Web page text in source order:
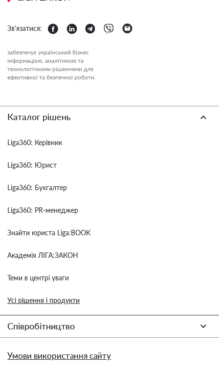
Зв'язатися:
забезпечує український бізнес
інформацією, аналітикою та
технологічними рішеннями для
ефективної та безпечної роботи.
Каталог рішень
Liga360: Керівник
Liga360: Юрист
Liga360: Бухгалтер
Liga360: PR-менеджер
Знайти юриста Liga:BOOK
Академія ЛІГА:ЗАКОН
Теми в центрі уваги
Усі рішення і продукти
Співробітництво
Умови використання сайту